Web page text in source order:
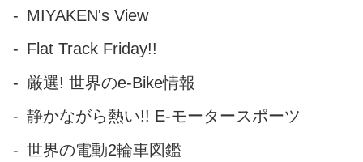
MIYAKEN's View
Flat Track Friday!!
厳選! 世界のe-Bike情報
静かながら熱い!! E-モータースポーツ
世界の電動2輪車図鑑